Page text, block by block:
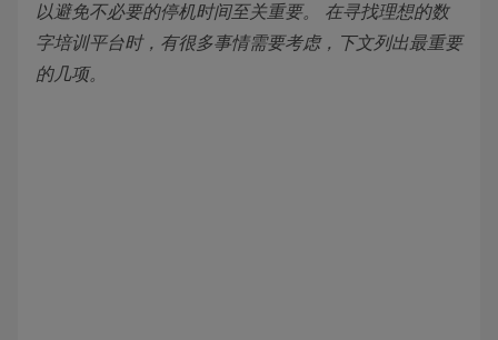
以避免不必要的停机时间至关重要。 在寻找理想的数
字培训平台时，有很多事情需要考虑，下文列出最重要
的几项。